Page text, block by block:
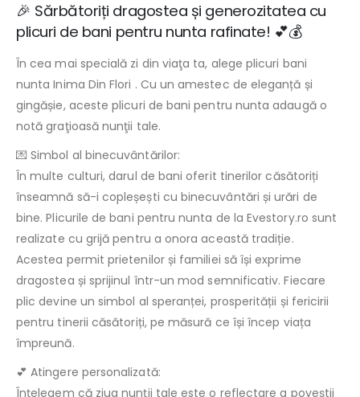
🎉 Sărbătoriți dragostea și generozitatea cu
plicuri de bani pentru nunta rafinate! 💕💰
În cea mai specială zi din viaţa ta, alege plicuri bani
nunta Inima Din Flori . Cu un amestec de eleganță și
gingășie, aceste plicuri de bani pentru nunta adaugă o
notă graţioasă nunţii tale.
💌 Simbol al binecuvântărilor:
În multe culturi, darul de bani oferit tinerilor căsătoriți
înseamnă să-i copleșești cu binecuvântări și urări de
bine. Plicurile de bani pentru nunta de la Evestory.ro sunt
realizate cu grijă pentru a onora această tradiție.
Acestea permit prietenilor și familiei să își exprime
dragostea și sprijinul într-un mod semnificativ. Fiecare
plic devine un simbol al speranței, prosperității și fericirii
pentru tinerii căsătoriți, pe măsură ce își încep viața
împreună.
💕 Atingere personalizată:
Înțelegem că ziua nunții tale este o reflectare a poveștii